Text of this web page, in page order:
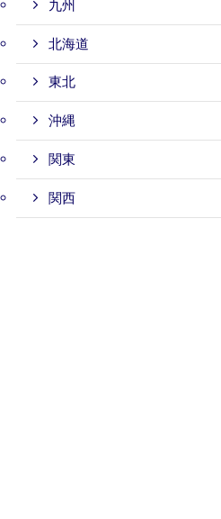
九州
北海道
東北
沖縄
関東
関西